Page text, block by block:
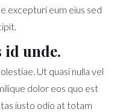
excepturi eum eius sed
id unde.
Ut quasi nulla vel
dolor eos quo est
iusto odio at totam